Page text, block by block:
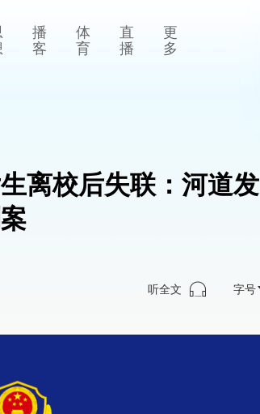
播
客
体
育
直
播
更
多
离校后失联：河道发
听全文 字号